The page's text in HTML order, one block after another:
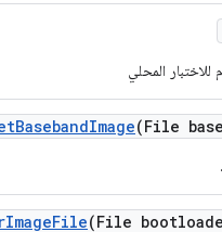
المحلي
BasebandImage(File
ImageFile(File